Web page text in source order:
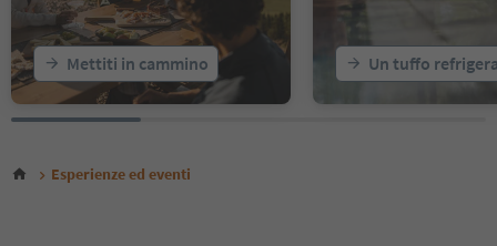
Mettiti in cammino Un tuffo
Esperienze ed eventi